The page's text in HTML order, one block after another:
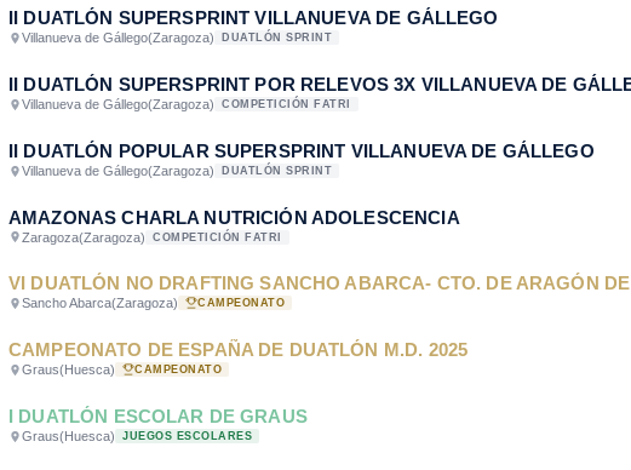
II DUATLÓN SUPERSPRINT VILLANUEVA DE GÁLLEGO
Villanueva de Gállego(Zaragoza) DUATLÓN SPRINT
II DUATLÓN SUPERSPRINT POR RELEVOS 3X VILLANUEVA DE
Villanueva de Gállego(Zaragoza) COMPETICIÓN FATRI
II DUATLÓN POPULAR SUPERSPRINT VILLANUEVA DE GÁLLEGO
Villanueva de Gállego(Zaragoza) DUATLÓN SPRINT
AMAZONAS CHARLA NUTRICIÓN ADOLESCENCIA
Zaragoza(Zaragoza) COMPETICIÓN FATRI
VI DUATLÓN NO DRAFTING SANCHO ABARCA- CTO. DE ARAGÓN
Sancho Abarca(Zaragoza) CAMPEONATO
CAMPEONATO DE ESPAÑA DE DUATLÓN M.D. 2025
Graus(Huesca) CAMPEONATO
I DUATLÓN ESCOLAR DE GRAUS
Graus(Huesca) JUEGOS ESCOLARES